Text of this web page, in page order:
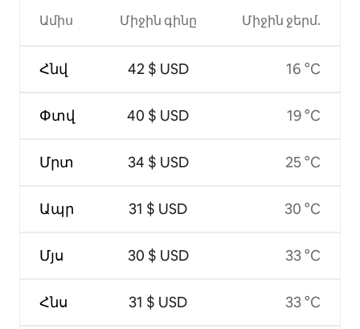
Ամիս
Հնվ
Փտվ
Մրտ
Ապր
Մյս
Հնս
Միջին գինը
42 $ USD
40 $ USD
34 $ USD
31 $ USD
30 $ USD
31 $ USD
Միջին ջերմ.
16 °C
19 °C
25 °C
30 °C
33 °C
33 °C